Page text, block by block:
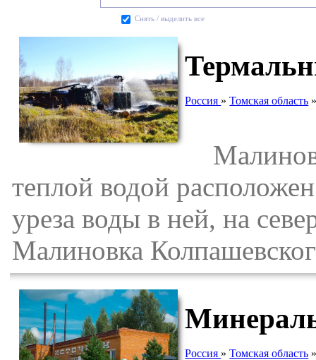
Cнять / выделить все
Россия »Томская область
теплой водой
уреза воды в ней, на
Малиновка
Россия »Томская область